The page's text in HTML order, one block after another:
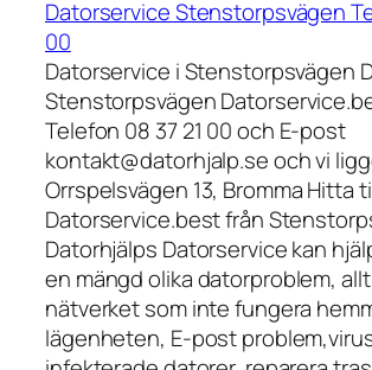
Datorservice Stenstorpsvägen
00
Datorservice i Stenstorpsvägen
Stenstorpsvägen
Telefon 08 37 21 00 och E-post
kontakt@datorhjalp.se och vi
Orrspelsvägen 13, Bromma Hitta
Datorservice.best från
Datorhjälps Datorservice kan
en mängd olika datorproblem,
nätverket som inte fungera
lägenheten, E-post